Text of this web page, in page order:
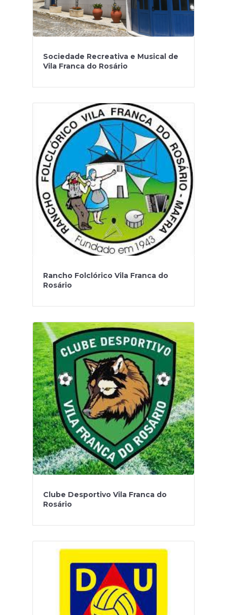
Sociedade Recreativa e Musical de
Vila Franca do Rosário
Rancho Folclórico Vila Franca do
Rosário
Clube Desportivo Vila Franca do
Rosário